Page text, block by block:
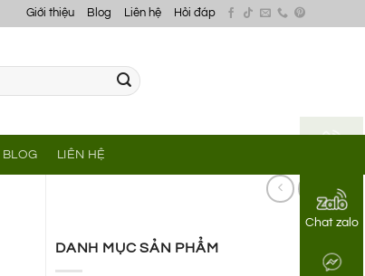
Chat zalo
Giới thiệu Blog Liên hệ Hỏi đáp
BLOG LIÊN HỆ
DANH MỤC SẢN PHẨM